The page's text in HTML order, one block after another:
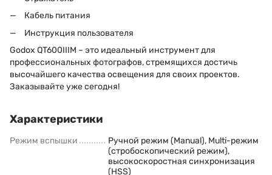
Кабель питания
Инструкция пользователя
Godox QT600IIIM – это идеальный инструмент для
профессиональных фотографов, стремящихся достичь
высочайшего качества освещения для своих проектов.
Заказывайте уже сегодня!
Характеристики
Режим вспышки
Ручной режим (Manual), Multi-режим
(стробоскопический режим),
высокоскоростная синхронизация
(HSS)